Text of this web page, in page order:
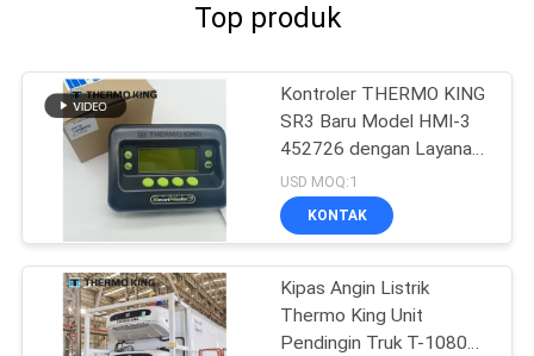
Top produk
Kontroler THERMO KING
SR3 Baru Model HMI-3
452726 dengan Layanan
Perbaikan untuk SR2 SR3
SR4
USD MOQ:1
KONTAK
Kipas Angin Listrik
Thermo King Unit
Pendingin Truk T-1080e